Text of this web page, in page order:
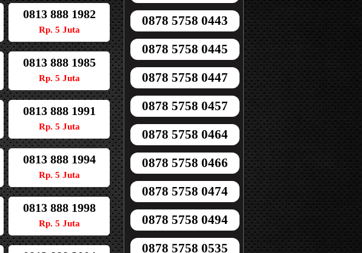
0813 888 1982
Rp. 5 Juta
0813 888 1985
Rp. 5 Juta
0813 888 1991
Rp. 5 Juta
0813 888 1994
Rp. 5 Juta
0813 888 1998
Rp. 5 Juta
0878 5758 0443
0878 5758 0445
0878 5758 0447
0878 5758 0457
0878 5758 0464
0878 5758 0466
0878 5758 0474
0878 5758 0494
0878 5758 0535